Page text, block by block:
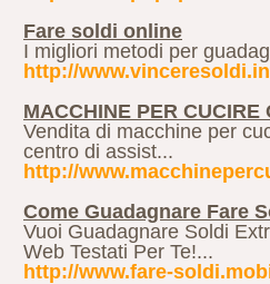
Fare soldi online
I migliori metodi per
http://
MACCHINE PER CUCIRE
Vendita di macchine per
centro di assist...
http://
Come Guadagnare Fare
Vuoi Guadagnare Soldi
Web Testati Per Te!...
http://www.fare-